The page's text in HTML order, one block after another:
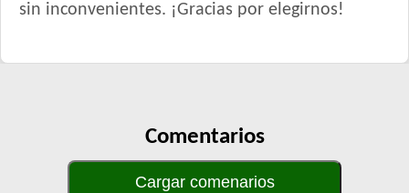
sin inconvenientes. ¡Gracias por elegirnos!
Comentarios
Cargar comenarios